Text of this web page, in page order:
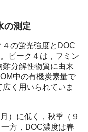
の測定
の蛍光強度とDOC
ピーク４は，フミン
難分解性物質に由来
中の有機炭素量で
く用いられていま
）に低く，秋季（９
方，DOC濃度は春